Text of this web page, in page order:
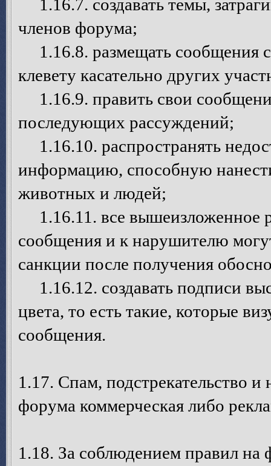
1.16.7. создавать темы,
членов форума;
1.16.8. размещать сообщения
клевету касательно других
1.16.9. править свои
последующих рассуждений;
1.16.10. распространять
информацию, способную
животных и людей;
1.16.11. все вышеизложенное
сообщения и к нарушителю
санкции после получения
1.16.12. создавать подписи
цвета, то есть такие, которые
сообщения.
1.17. Спам, подстрекательство
форума коммерческая либо
1.18. За соблюдением правил